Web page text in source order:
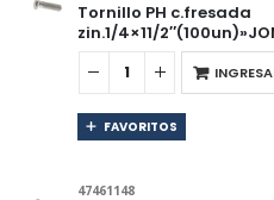
Tornillo PH c.fresada
zin.1/4×11/
FAVORITOS
47461148